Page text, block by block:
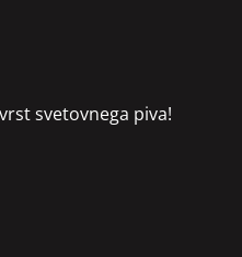
svetovnega piva!